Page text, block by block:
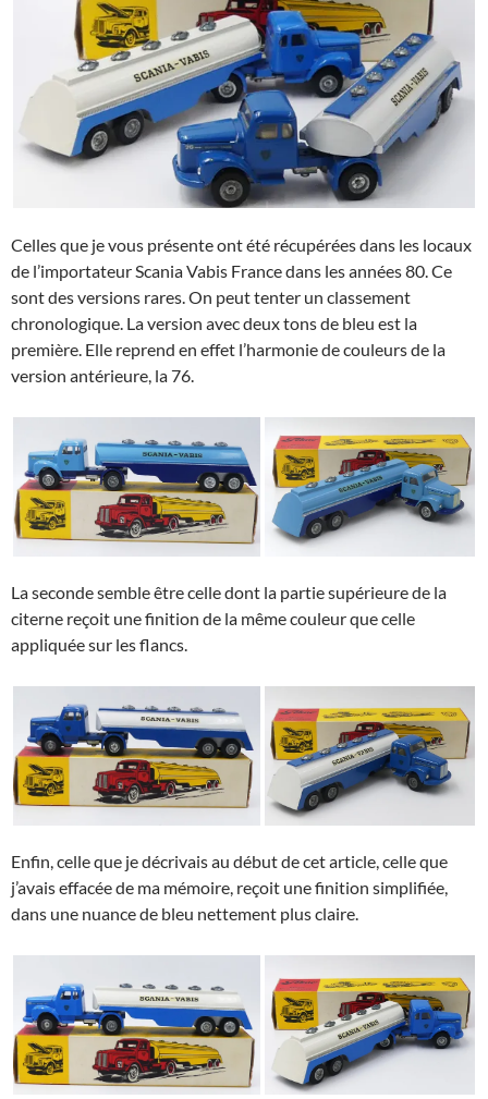
Celles que je vous présente ont été récupérées dans les locaux
de l’importateur Scania Vabis France dans les années 80. Ce
sont des versions rares. On peut tenter un classement
chronologique. La version avec deux tons de bleu est la
première. Elle reprend en effet l’harmonie de couleurs de la
version antérieure, la 76.
La seconde semble être celle dont la partie supérieure de la
citerne reçoit une finition de la même couleur que celle
appliquée sur les flancs.
Enfin, celle que je décrivais au début de cet article, celle que
j’avais effacée de ma mémoire, reçoit une finition simplifiée,
dans une nuance de bleu nettement plus claire.